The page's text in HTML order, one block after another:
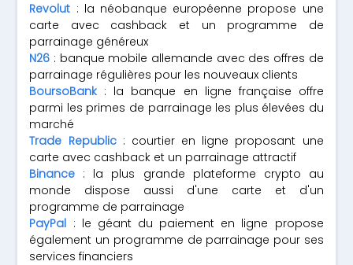
Revolut : la néobanque européenne propose une
carte avec cashback et un programme de
parrainage généreux
N26 : banque mobile allemande avec des offres de
parrainage régulières pour les nouveaux clients
BoursoBank : la banque en ligne française offre
parmi les primes de parrainage les plus élevées du
marché
Trade Republic: courtier en ligne proposant une
carte avec cashback et un parrainage attractif
Binance : la plus grande plateforme crypto au
monde dispose aussi d'une carte et d'un
programme de parrainage
PayPal : le géant du paiement en ligne propose
également un programme de parrainage pour ses
services financiers